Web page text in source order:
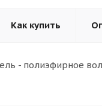
Как купить
- полиэфирное